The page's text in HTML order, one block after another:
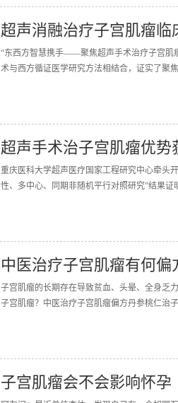
超声消融治疗子宫肌瘤临
“东西方智慧携手——聚焦超声手术治疗子宫肌
术与西方循证医学研究方法相结合，证实了聚
超声手术治子宫肌瘤优势
重庆医科大学超声医疗国家工程研究中心牵头
性、多中心、同期非随机平行对照研究”结果
中医治疗子宫肌瘤有何
子宫肌瘤的长期存在导致贫血、头晕、全身乏
子宫肌瘤？中医治疗子宫肌瘤偏方丹参桃仁治
子宫肌瘤会不会影响怀孕